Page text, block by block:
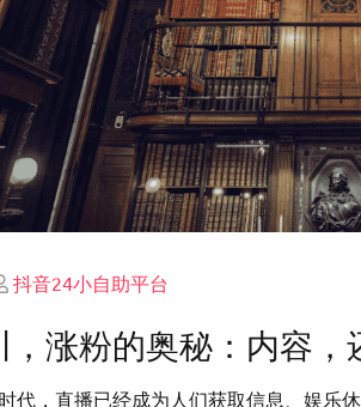
抖音24小自助平台
涨粉的奥秘：内容，
代，直播已经成为人们获取信息、娱乐